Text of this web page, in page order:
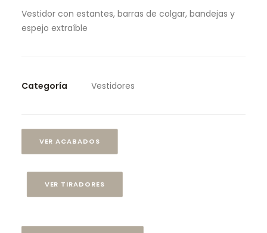
Vestidor con estantes, barras de colgar, bandejas y
espejo extraíble
Categoría Vestidores
VER ACABADOS
VER TIRADORES